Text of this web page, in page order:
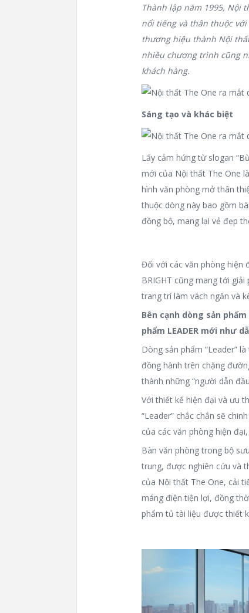
Thành lập năm 1995, Nội
nổi tiếng và thân thuộc
thương hiệu thành Nội
nhiều chương trình cũng
khách hàng.
Sáng tạo và khác biệt
Lấy cảm hứng từ slogan
mới của Nội thất The One
hình văn phòng mở thân
thuộc dòng này bao gồm
đồng bộ, mang lại vẻ đẹp
Đối với các văn phòng hiện
BRIGHT cũng mang tới
trang trí làm vách ngăn và
Bên cạnh dòng sản
phẩm LEADER mới như
Dòng sản phẩm “Leader”
đồng hành trên chặng
thành những “người dẫn
Với thiết kế hiện đại và ưu
“Leader” chắc chắn sẽ
của các văn phòng hiện
Bàn văn phòng trong bộ
trung, được nghiên cứu và
của Nội thất The One, cải
máng điện tiện lợi, đồng
phẩm tủ tài liệu được thiết